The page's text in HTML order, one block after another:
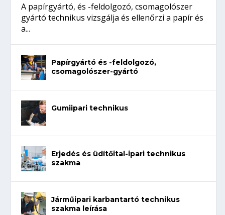
A papírgyártó, és -feldolgozó, csomagolószer
gyártó technikus vizsgálja és ellenőrzi a papír és
a...
Papírgyártó és -feldolgozó,
csomagolószer-gyártó
Gumiipari technikus
Erjedés és üdítőital-ipari technikus
szakma
Járműipari karbantartó technikus
szakma leírása